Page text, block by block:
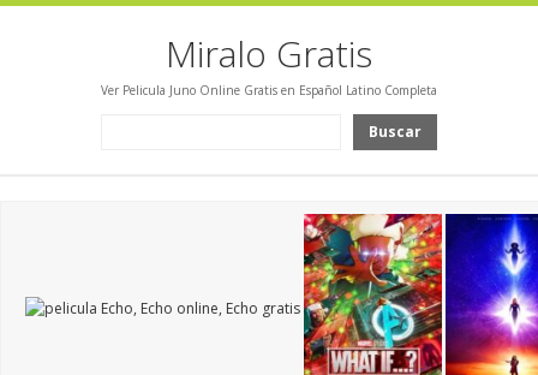
Miralo Gratis
Ver Pelicula Juno Online Gratis en Español Latino Completa
Buscar